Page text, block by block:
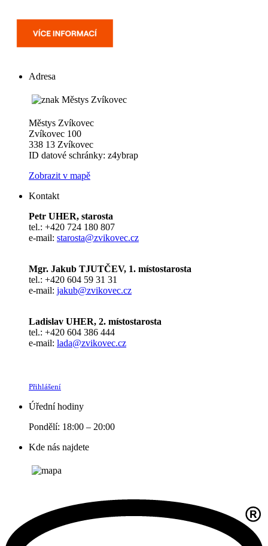
Adresa
Městys Zvíkovec
Zvíkovec 100
338 13 Zvíkovec
ID datové schránky: z4ybrap
Zobrazit v mapě
Kontakt
Petr UHER, starosta
tel.: +420 724 180 807
e-mail: starosta@zvikovec.cz
Mgr. Jakub TJUTČEV, 1. místostarosta
tel.: +420 604 59 31 31
e-mail: jakub@zvikovec.cz
Ladislav UHER, 2. místostarosta
tel.: +420 604 386 444
e-mail: lada@zvikovec.cz
Přihlášení
Úřední hodiny
Pondělí: 18:00 – 20:00
Kde nás najdete